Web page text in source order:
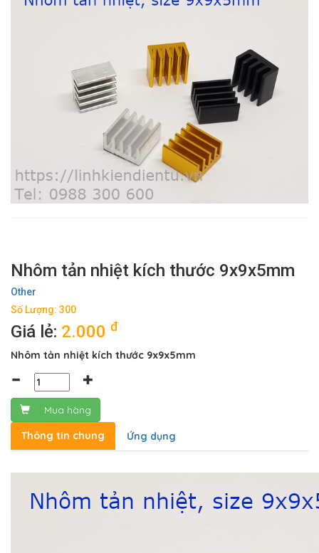
Nhôm tản nhiệt kích thước 9x9x5mm
Other
Số Lượng: 300
Giá lẻ: 2.000 đ
Nhôm tản nhiệt kích thước 9x9x5mm
Mua hàng
Thông tin chung
Ứng dụng